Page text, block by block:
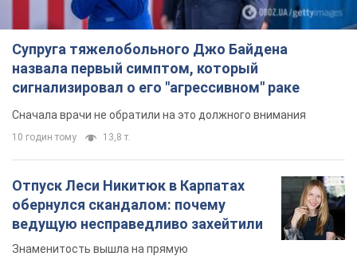
Супруга тяжелобольного Джо Байдена
назвала первый симптом, который
сигнализировал о его "агрессивном" раке
Сначала врачи не обратили на это должного внимания
10 годин тому 13,8 т.
Отпуск Леси Никитюк в Карпатах
обернулся скандалом: почему
ведущую несправедливо захейтили
Знаменитость вышла на прямую